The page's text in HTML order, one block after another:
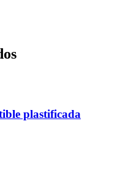
plastificada